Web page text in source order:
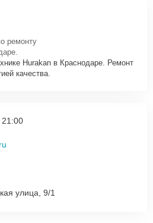
ремонту
Hurakan в Краснодаре. Ремонт
качества.
улица, 9/1
21:00